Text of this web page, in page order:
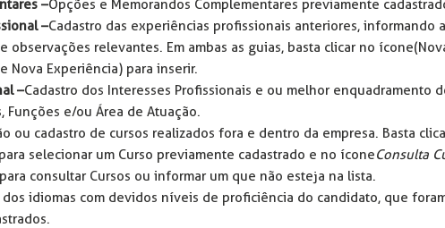
–Opções e Memorandos Complementares previamente
–Cadastro das experiências profissionais anteriores, informando a
observações relevantes. Em ambas as guias, basta clicar no ícone
Nova Experiência) para inserir.
–Cadastro dos Interesses Profissionais e ou melhor enquadramento
Funções e/ou Área de Atuação.
ou cadastro de cursos realizados fora e dentro da empresa. Basta
para selecionar um Curso previamente cadastrado e no íconeConsulta
para consultar Cursos ou informar um que não esteja na lista.
dos idiomas com devidos níveis de proficiência do candidato, que